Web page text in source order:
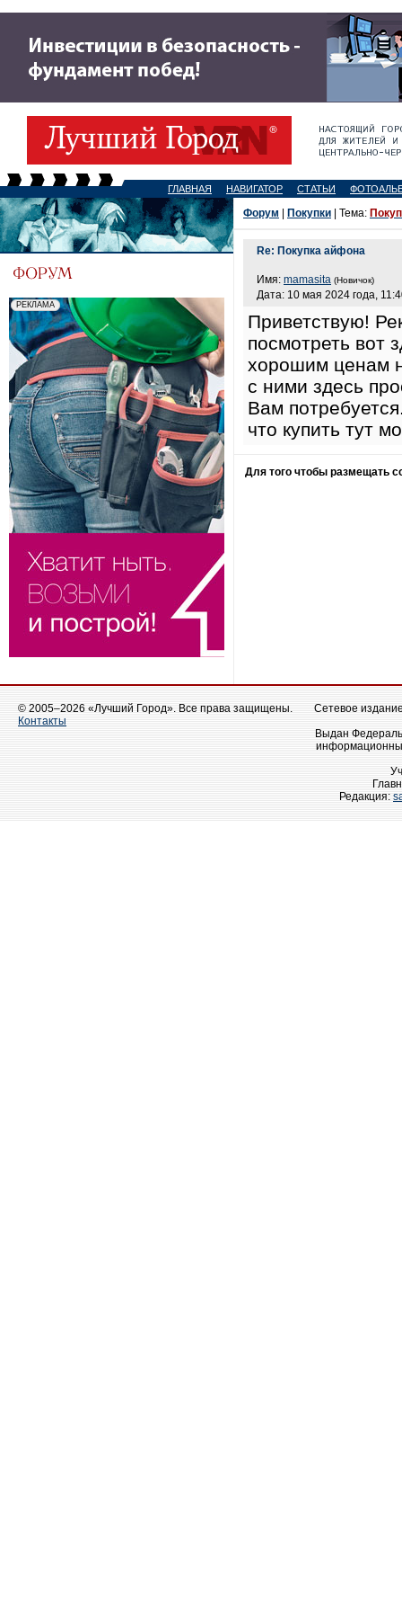
ГЛАВНАЯ НАВИГАТОР СТАТЬИ
Форум Покупки | Тема:
Re: Покупка айфона
Имя: mamasita (Новичок)
Дата: 10 мая 2024 года,
Приветствую!
посмотреть вот
хорошим ценам
с ними здесь
Вам
что купить тут
Для того чтобы размещать
© 2005–2026 «Лучший Город». Все права защищены.
Контакты
Сетевое
Выдан
Редакция: